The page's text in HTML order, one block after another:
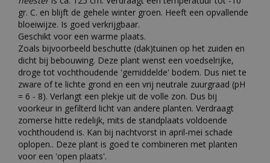
gr. C. en blijft de gehele winter groen. Heeft een opvallende
bloeiwijze. Is goed verkrijgbaar.
Geschikt voor een warme plaats.
Zoals bijvoorbeeld beschutte (dak)tuinen op het zuiden en
dicht bij bebouwing. Deze plant wenst een voedselrijke,
droge tot vochthoudende 'gemiddelde' bodem. Dus niet te
zware of te lichte grond en een vrij neutrale zuurgraad (pH
= 6 - 8). Verlangt een plekje uit de volle zon. Dus bij
voorkeur in gefilterd licht van andere planten. Verdraagt
zomerse hitte redelijk, mits de standplaats voldoende
vochthoudend is. Kan bij nachtvorst in april-mei schade
oplopen.. Deze plant is goed te combineren met planten
voor een 'open plaats'.